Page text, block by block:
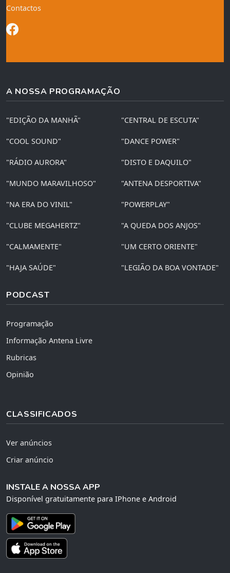
Contactos
A NOSSA PROGRAMAÇÃO
"EDIÇÃO DA MANHÃ" "CENTRAL DE ESCUTA"
"COOL SOUND" "DANCE POWER"
"RÁDIO AURORA" "DISTO E DAQUILO"
"MUNDO MARAVILHOSO" "ANTENA DESPORTIVA"
"NA ERA DO VINIL" "POWERPLAY"
"CLUBE MEGAHERTZ" "A QUEDA DOS ANJOS"
"CALMAMENTE" "UM CERTO ORIENTE"
"HAJA SAÚDE" "LEGIÃO DA BOA VONTADE"
PODCAST
Programação
Informação Antena Livre
Rubricas
Opinião
CLASSIFICADOS
Ver anúncios
Criar anúncio
INSTALE A NOSSA APP
Disponível gratuitamente para IPhone e Android